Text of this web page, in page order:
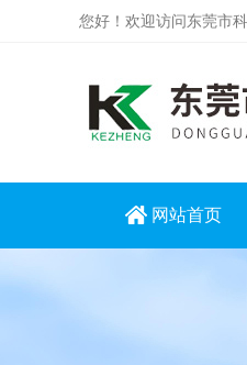
您好！欢迎访问东莞市
网站首页